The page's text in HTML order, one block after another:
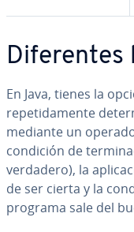
Di­fe­re­n­tes
En Java, tienes la
re­pe­ti­da­me­n­te
mediante un
condición de
verdadero), la
de ser cierta y la
programa sale del